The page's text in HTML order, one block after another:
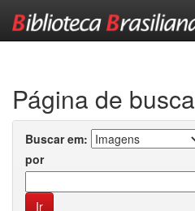
Página de busca
Buscar em:
por